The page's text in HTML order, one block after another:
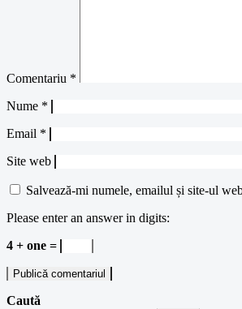
Comentariu *
Nume *
Email *
Site web
Salvează-mi numele, emailul și site-ul
Please enter an answer in digits:
4 + one =
Caută